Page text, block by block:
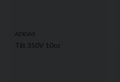
ADIDAS
Tilt 350V 10oz